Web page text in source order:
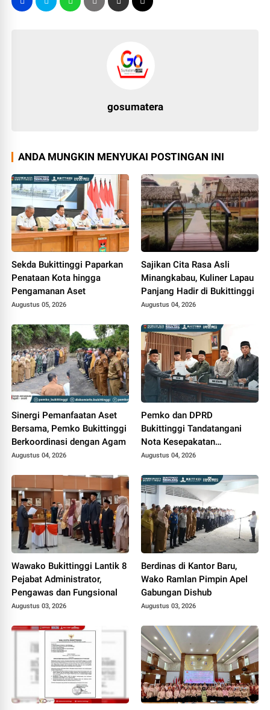
gosumatera
ANDA MUNGKIN MENYUKAI POSTINGAN INI
Sekda Bukittinggi Paparkan
Penataan Kota hingga
Pengamanan Aset
Augustus 05, 2026
Sajikan Cita Rasa Asli
Minangkabau, Kuliner Lapau
Panjang Hadir di Bukittinggi
Augustus 04, 2026
Sinergi Pemanfaatan Aset
Bersama, Pemko Bukittinggi
Berkoordinasi dengan Agam
Augustus 04, 2026
Pemko dan DPRD
Bukittinggi Tandatangani
Nota Kesepakatan
Perubahan KUA-PPAS APBD
Augustus 04, 2026
Wawako Bukittinggi Lantik 8
Pejabat Administrator,
Pengawas dan Fungsional
Augustus 03, 2026
Berdinas di Kantor Baru,
Wako Ramlan Pimpin Apel
Gabungan Dishub
Augustus 03, 2026